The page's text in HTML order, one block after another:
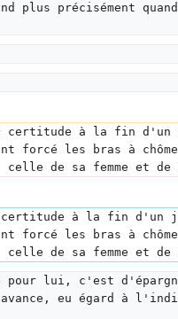
plus précisément
certitude à la fin d'un
forcé les bras à
celle de sa femme et
à la fin d'un
forcé les bras à
celle de sa femme et
pour lui, c'est
eu égard à